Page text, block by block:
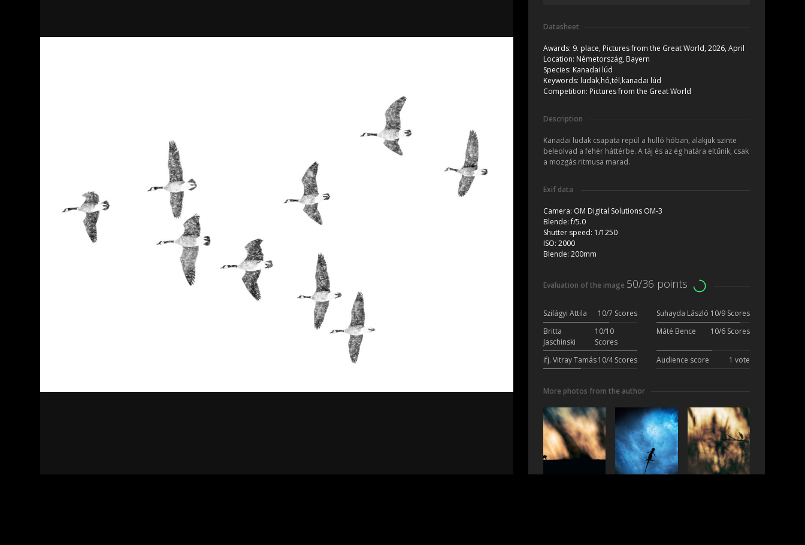
Datasheet
Awards: 9. place, Pictures from the Great World, 2026, April
Location: Németország, Bayern
Species: Kanadai lúd
Keywords: ludak,hó,tél,kanadai lúd
Competition: Pictures from the Great World
Description
Kanadai ludak csapata repül a hulló hóban, alakjuk szinte
beleolvad a fehér háttérbe. A táj és az ég határa eltűnik, csak
a mozgás ritmusa marad.
Exif data
Camera: OM Digital Solutions OM-3
Blende:f/5.0
Shutter speed: 1/1250
ISO: 2000
Blende: 200mm
Evaluation of the image 50/36 points
Szilágyi Attila 10/7 Scores Suhayda László 10/9 Scores
Britta
Jaschinski
10/10
Scores
Máté Bence 10/6 Scores
ifj. Vitray Tamás10/4 Scores Audience score 1 vote
More photos from the author